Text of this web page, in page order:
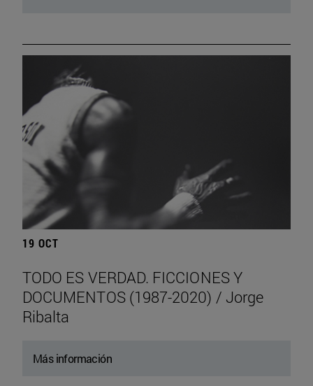
19 OCT
TODO ES VERDAD. FICCIONES Y
DOCUMENTOS (1987-2020) / Jorge
Ribalta
Más información